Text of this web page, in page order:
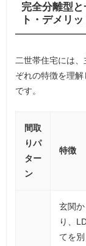
完全分離型
ト・デメリッ
二世帯住宅には
ぞれの特徴を理
です。
間取
りパ
ター
ン
特徴
玄関
り、
てを